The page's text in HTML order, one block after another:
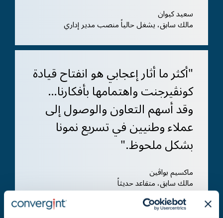
سعيد كيوان
مالك سابق، يشغل حالياً منصب مدير إداري
"أكثر ما أثار إعجابي هو انفتاح قيادة
كونڤيرجنت واهتمامها بأفكارنا…
وقد أسهم التعاون والوصول إلى
عملاء وطنيين في تسريع نمونا
بشكل ملحوظ."
ماكسيم بواڤين
مالك سابق، متقاعد حديثاً